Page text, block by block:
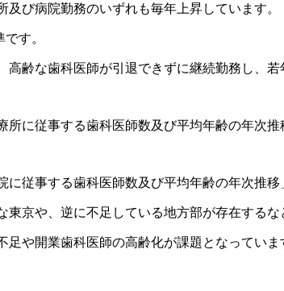
び病院勤務のいずれも毎年上昇しています。
す。
齢な歯科医師が引退できずに継続勤務し、
所に従事する歯科医師数及び平均年齢の年次推
に従事する歯科医師数及び平均年齢の年次推移
京や、逆に不足している地方部が存在するな
や開業歯科医師の高齢化が課題となっていま